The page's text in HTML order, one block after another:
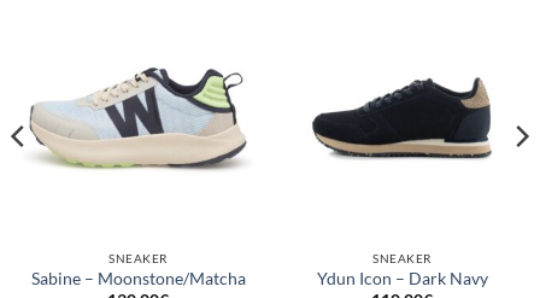
SNEAKER
Sabine – Moonstone/Matcha
SNEAKER
Ydun Icon – Dark Navy